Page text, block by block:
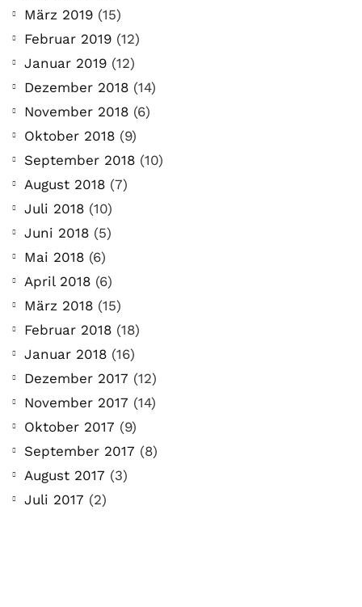
März 2019 (15)
Februar 2019 (12)
Januar 2019 (12)
Dezember 2018 (14)
November 2018 (6)
Oktober 2018 (9)
September 2018 (10)
August 2018 (7)
Juli 2018 (10)
Juni 2018 (5)
Mai 2018 (6)
April 2018 (6)
März 2018 (15)
Februar 2018 (18)
Januar 2018 (16)
Dezember 2017 (12)
November 2017 (14)
Oktober 2017 (9)
September 2017 (8)
August 2017 (3)
Juli 2017 (2)